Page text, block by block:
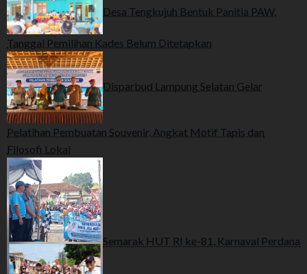
Desa Tengkujuh Bentuk Panitia PAW,
Tanggal Pemilihan Kades Belum Ditetapkan
Disparbud Lampung Selatan Gelar
Pelatihan Pembuatan Souvenir, Angkat Motif Tapis dan
Filosofi Lokal
Semarak HUT RI ke-81, Karnaval Perdana